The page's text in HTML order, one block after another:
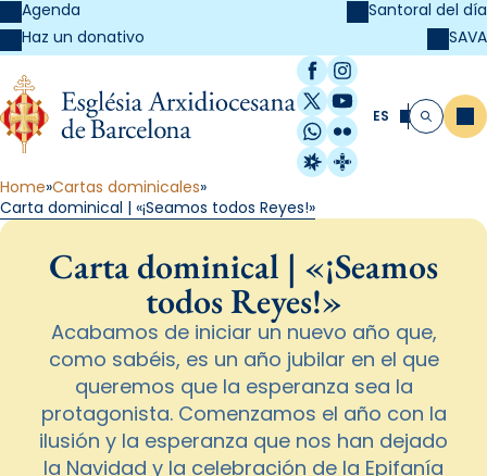
Agenda
Haz un donativo
Santoral del día
SAVA
Facebook
Instagram
X / Twitter
YouTube
WhatsApp
Flickr
Radio Estel
Catalunya
ES Buscar
Home Cartas dominicales
Carta dominical | «¡Seamos todos Reyes!»
Carta dominical | «¡Seamos
todos Reyes!»
Acabamos de iniciar un nuevo año que,
como sabéis, es un año jubilar en el que
queremos que la esperanza sea la
protagonista. Comenzamos el año con la
ilusión y la esperanza que nos han dejado
la Navidad y la celebración de la Epifanía